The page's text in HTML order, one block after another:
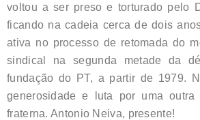
voltou a ser preso e torturado pelo
ficando na cadeia cerca de dois
ativa no processo de retomada do
sindical na segunda metade da
fundação do PT, a partir de 1979.
generosidade e luta por uma outra
fraterna. Antonio Neiva, presente!